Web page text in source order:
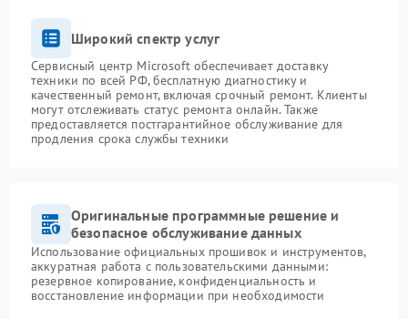
Широкий спектр услуг
Сервисный центр Microsoft обеспечивает доставку
техники по всей РФ, бесплатную диагностику и
качественный ремонт, включая срочный ремонт. Клиенты
могут отслеживать статус ремонта онлайн. Также
предоставляется постгарантийное обслуживание для
продления срока службы техники
Оригинальные программные решение и
безопасное обслуживание данных
Использование официальных прошивок и инструментов,
аккуратная работа с пользовательскими данными:
резервное копирование, конфиденциальность и
восстановление информации при необходимости